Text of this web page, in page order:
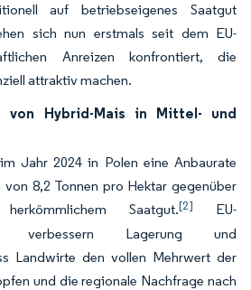
auf betriebseigenes Saatgut
sich nun erstmals seit dem EU-
Anreizen konfrontiert, die
attraktiv machen.
von Hybrid-Mais in Mittel- und
Jahr 2024 in Polen eine Anbaurate
8,2 Tonnen pro Hektar gegenüber
Saatgut.[2]
EU-
verbessern Lagerung und
Landwirte den vollen Mehrwert der
und die regionale Nachfrage nach